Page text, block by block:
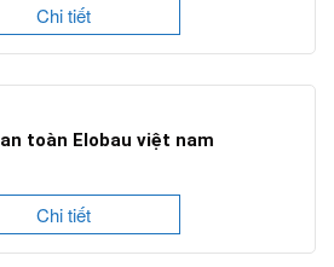
Chi tiết
toàn Elobau việt nam
Chi tiết